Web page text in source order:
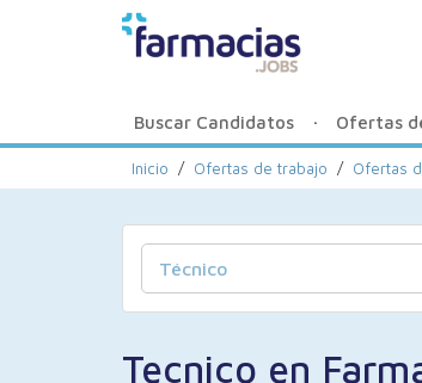
Buscar Candidatos Ofertas
Inicio / Ofertas de trabajo / Ofertas
Tecnico en